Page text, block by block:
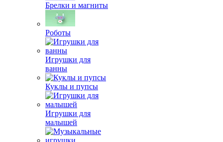
Брелки и магниты
Роботы
Игрушки для
ванны
Куклы и пупсы
Игрушки для
малышей